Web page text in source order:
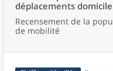
déplacements
Recensement de la
de mobilité